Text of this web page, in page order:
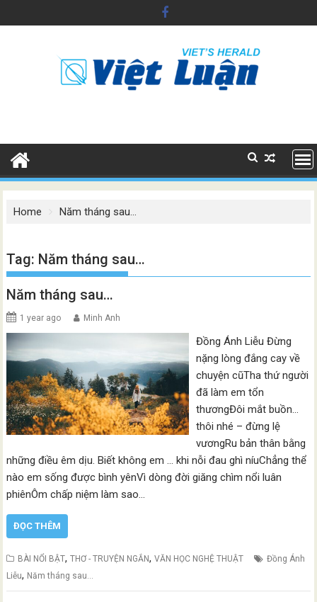
to
Home Năm tháng sau…
Tag: Năm tháng sau…
Năm tháng sau…
1 year ago Minh Anh
Đồng Ánh Liễu Đừng
nặng lòng đắng cay về
chuyện cũTha thứ người
đã làm em tổn
thươngĐôi mắt buồn…
thôi nhé – đừng lệ
vươngRu bản thân bằng
những điều êm dịu. Biết không em … khi nỗi đau ghì níuChẳng thể
nào em sống được bình yênVì dòng đời giăng chìm nổi luân
phiênÔm chấp niệm làm sao…
ĐỌC THÊM
BÀI NỔI BẬT,THƠ - TRUYỆN NGẮN,VĂN HỌC NGHỆ THUẬT
Đồng Ánh
Liễu, Năm tháng sau…